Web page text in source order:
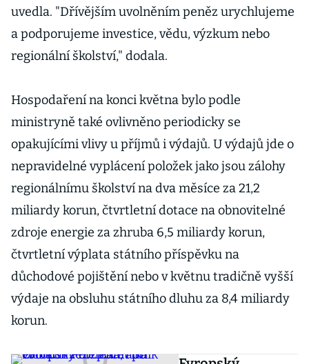
uvedla. "Dřívějším uvolněním peněz urychlujeme
a podporujeme investice, vědu, výzkum nebo
regionální školství," dodala.
Hospodaření na konci května bylo podle
ministryně také ovlivněno periodicky se
opakujícími vlivy u příjmů i výdajů. U výdajů jde o
nepravidelné vyplácení položek jako jsou zálohy
regionálnímu školství na dva měsíce za 21,2
miliardy korun, čtvrtletní dotace na obnovitelné
zdroje energie za zhruba 6,5 miliardy korun,
čtvrtletní výplata státního příspěvku na
důchodové pojištění nebo v květnu tradičně vyšší
výdaje na obsluhu státního dluhu za 8,4 miliardy
korun.